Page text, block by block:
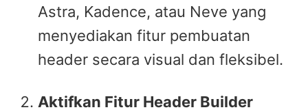
Astra, Kadence, atau Neve yang
menyediakan fitur pembuatan
header secara visual dan fleksibel.
Aktifkan Fitur Header Builder